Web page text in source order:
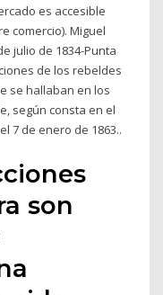
es accesible
comercio). Miguel
julio de 1834-Punta
de los rebeldes
se hallaban en los
según consta en el
7 de enero de 1863.​.
son